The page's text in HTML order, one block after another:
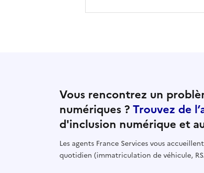
Vous rencontrez un
numériques ?Trouvez de
d'inclusion numérique et
Les agents France Services vous
quotidien (immatriculation de véhicule,